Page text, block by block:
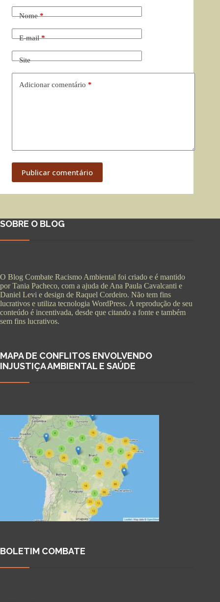
Nome*
E-mail*
Site
Adicionar comentário *
Publicar comentário
SOBRE O BLOG
O Blog Combate Racismo Ambiental foi criado e é mantido
por Tania Pacheco, com a ajuda de Ana Paula Cavalcanti e
Daniel Levi e design de Raquel Cordeiro. Não tem fins
lucrativos e utiliza tecnologia WordPress. A reprodução de seu
conteúdo é incentivada, desde que citando a fonte e também
sem fins lucrativos.
MAPA DE CONFLITOS ENVOLVENDO
INJUSTIÇA AMBIENTAL E SAÚDE
BOLETIM COMBATE